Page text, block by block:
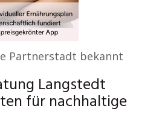
Partnerstadt bekannt
Langstedt
für nachhaltige